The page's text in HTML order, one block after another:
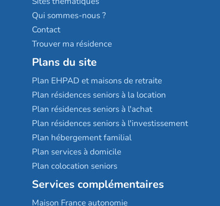
Qui sommes-nous ?
Contact
Trouver ma résidence
Plans du site
Plan EHPAD et maisons de retraite
Plan résidences seniors à la location
Plan résidences seniors à l'achat
Plan résidences seniors à l'investissement
Plan hébergement familial
Plan services à domicile
Plan colocation seniors
Services complémentaires
Maison France autonomie